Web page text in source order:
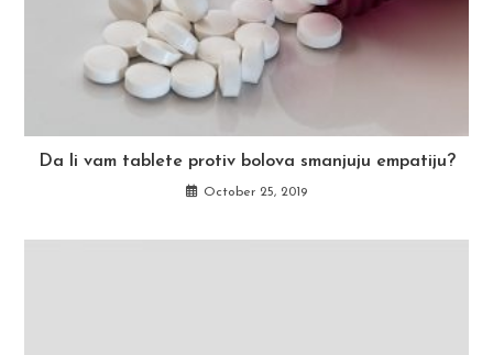
Da li vam tablete protiv bolova smanjuju empatiju?
October 25, 2019